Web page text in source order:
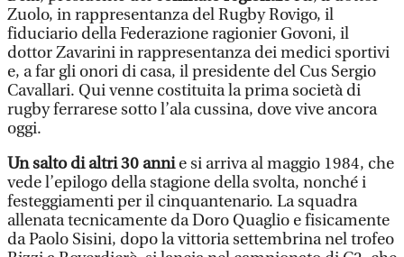
Zuolo, in rappresentanza del Rugby Rovigo, il
fiduciario della Federazione ragionier Govoni, il
dottor Zavarini in rappresentanza dei medici sportivi
e, a far gli onori di casa, il presidente del Cus Sergio
Cavallari. Qui venne costituita la prima società di
rugby ferrarese sotto l’ala cussina, dove vive ancora
oggi.
Un salto di altri 30 annie si arriva al maggio 1984, che
vede l’epilogo della stagione della svolta, nonché i
festeggiamenti per il cinquantenario. La squadra
allenata tecnicamente da Doro Quaglio e fisicamente
da Paolo Sisini, dopo la vittoria settembrina nel trofeo